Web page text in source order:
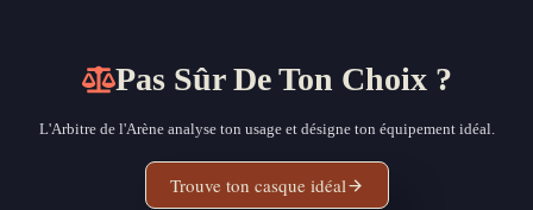
Pas Sûr De Ton Choix ?
L'Arbitre de l'Arène analyse ton usage et désigne ton équipement idéal.
Trouve ton casque idéal